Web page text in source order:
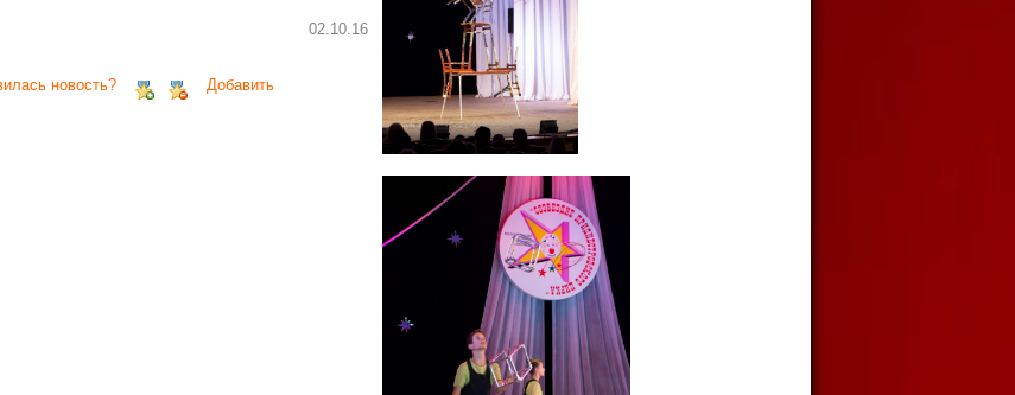
02.10.16
новость?
Добавить